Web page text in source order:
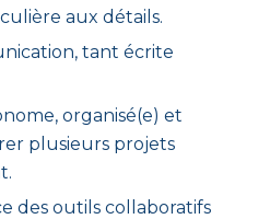
aux détails.
tant écrite
organisé(e) et
plusieurs projets
des outils collaboratifs